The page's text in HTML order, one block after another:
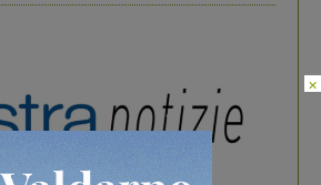
×